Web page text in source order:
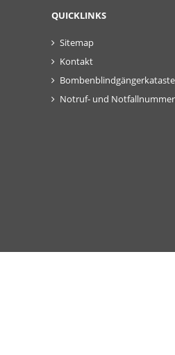
QUICKLINKS
Sitemap
Kontakt
Notruf- und